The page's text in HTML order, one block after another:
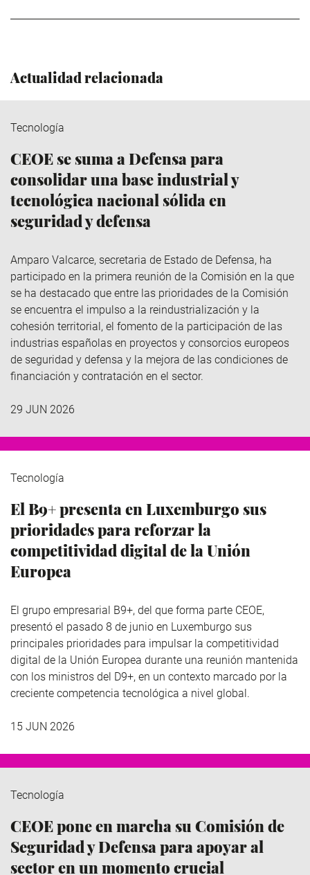
Actualidad relacionada
Tecnología
CEOE se suma a Defensa para
consolidar una base industrial y
tecnológica nacional sólida en
seguridad y defensa
Amparo Valcarce, secretaria de Estado de Defensa, ha
participado en la primera reunión de la Comisión en la que
se ha destacado que entre las prioridades de la Comisión
se encuentra el impulso a la reindustrialización y la
cohesión territorial, el fomento de la participación de las
industrias españolas en proyectos y consorcios europeos
de seguridad y defensa y la mejora de las condiciones de
financiación y contratación en el sector.
29 JUN 2026
Tecnología
El B9+ presenta en Luxemburgo sus
prioridades para reforzar la
competitividad digital de la Unión
Europea
El grupo empresarial B9+, del que forma parte CEOE,
presentó el pasado 8 de junio en Luxemburgo sus
principales prioridades para impulsar la competitividad
digital de la Unión Europea durante una reunión mantenida
con los ministros del D9+, en un contexto marcado por la
creciente competencia tecnológica a nivel global.
15 JUN 2026
Tecnología
CEOE pone en marcha su Comisión de
Seguridad y Defensa para apoyar al
sector en un momento crucial